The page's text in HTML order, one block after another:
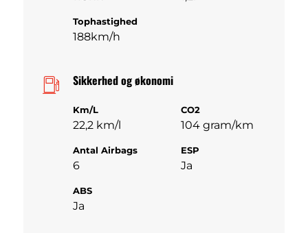
Tophastighed
188km/h
Sikkerhed og økonomi
Km/L
22,2 km/l
CO2
104 gram/km
Antal Airbags
6
ESP
Ja
ABS
Ja